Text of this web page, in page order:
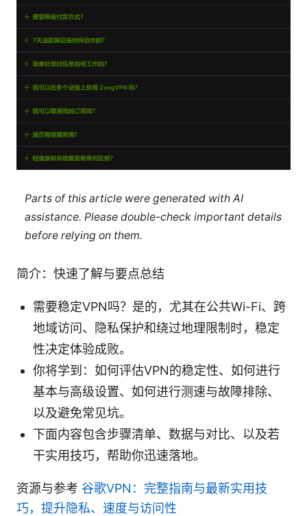
Parts of this article were generated with AI
assistance. Please double-check important details
before relying on them.
简介：快速了解与要点总结
需要稳定VPN吗？是的，尤其在公共Wi-Fi、跨
地域访问、隐私保护和绕过地理限制时，稳定
性决定体验成败。
你将学到：如何评估VPN的稳定性、如何进行
基本与高级设置、如何进行测速与故障排除、
以及避免常见坑。
下面内容包含步骤清单、数据与对比、以及若
干实用技巧，帮助你迅速落地。
资源与参考 谷歌VPN：完整指南与最新实用技
巧，提升隐私、速度与访问性